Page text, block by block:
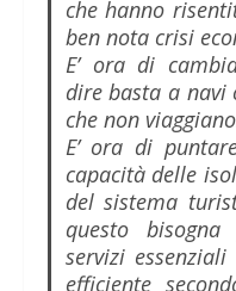
che hanno
ben nota crisi
E’ ora di
dire basta a navi
che non
E’ ora di
capacità delle
del sistema
questo
servizi
efficiente